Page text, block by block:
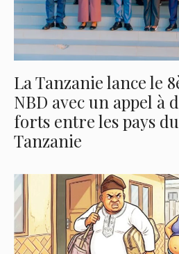
La Tanzanie lance le
NBD avec un appel à
forts entre les pays
Tanzanie